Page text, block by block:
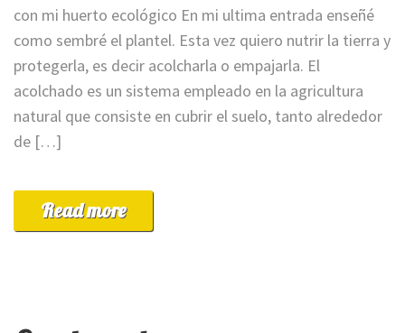
con mi huerto ecológico En mi ultima entrada enseñé
como sembré el plantel. Esta vez quiero nutrir la tierra y
protegerla, es decir acolcharla o empajarla. El
acolchado es un sistema empleado en la agricultura
natural que consiste en cubrir el suelo, tanto alrededor
de […]
Read more